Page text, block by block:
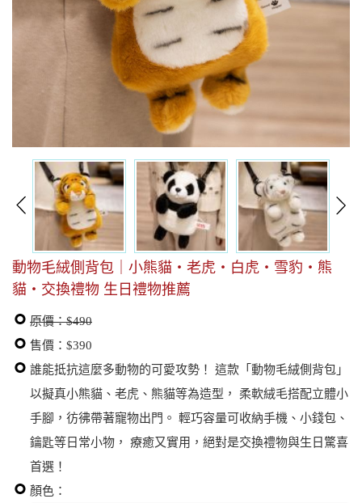
動物毛絨側背包｜小熊貓・老虎・白虎・雪豹・熊
貓・交換禮物 生日禮物推薦
原價：$490
售價：$390
誰能抵抗這麼多動物的可愛攻勢！ 這款「動物毛絨側背包」
以擬真小熊貓、老虎、熊貓等為造型， 柔軟絨毛搭配立體小
手腳，彷彿帶著寵物出門。 輕巧容量可收納手機、小錢包、
鑰匙等日常小物， 療癒又實用，絕對是交換禮物與生日驚喜
首選！
顏色：